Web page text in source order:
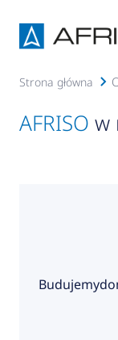
Strona główna
AFRISO w